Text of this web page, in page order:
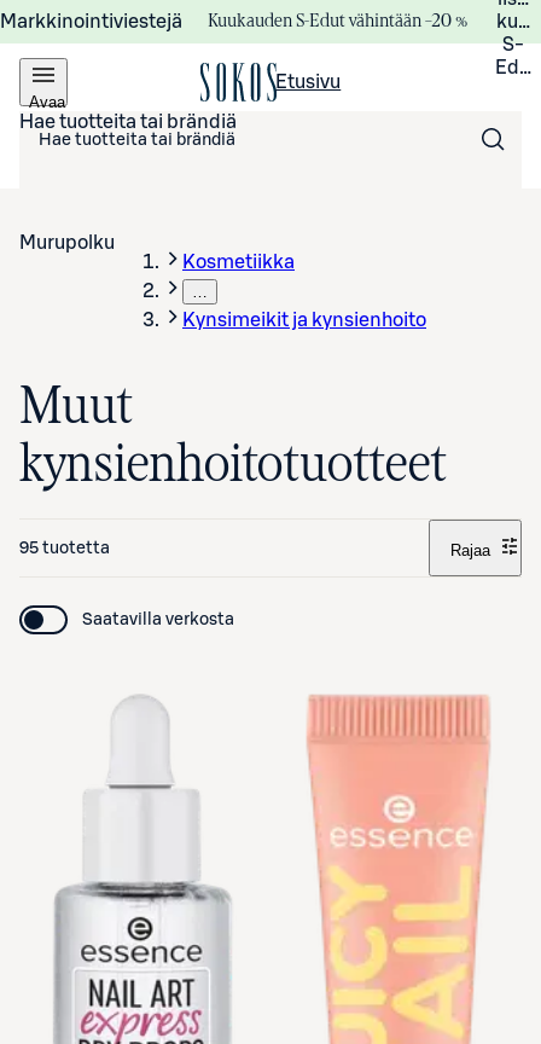
Markkinointiviestejä Kuukauden S-Edut vähintään –20 %
S-
Avaa
valikko
Etusivu
Hae tuotteita tai brändiä
Murupolku
Kosmetiikka
…
Kynsimeikit ja kynsienhoito
Muut
kynsienhoitotuotteet
95 tuotetta Rajaa
Saatavilla verkosta